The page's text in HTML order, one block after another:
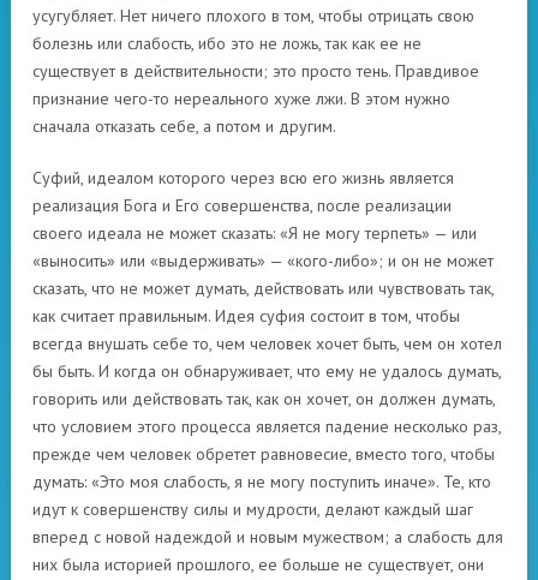
усугубляет. Нет ничего плохого в том, чтобы отрицать свою
болезнь или слабость, ибо это не ложь, так как ее не
существует в действительности; это просто тень. Правдивое
признание чего-то нереального хуже лжи. В этом нужно
сначала отказать себе, а потом и другим.
Суфий, идеалом которого через всю его жизнь является
реализация Бога и Его совершенства, после реализации
своего идеала не может сказать: «Я не могу терпеть» — или
«выносить» или «выдерживать» — «кого-либо»; и он не может
сказать, что не может думать, действовать или чувствовать так,
как считает правильным. Идея суфия состоит в том, чтобы
всегда внушать себе то, чем человек хочет быть, чем он хотел
бы быть. И когда он обнаруживает, что ему не удалось думать,
говорить или действовать так, как он хочет, он должен думать,
что условием этого процесса является падение несколько раз,
прежде чем человек обретет равновесие, вместо того, чтобы
думать: «Это моя слабость, я не могу поступить иначе». Те, кто
идут к совершенству силы и мудрости, делают каждый шаг
вперед с новой надеждой и новым мужеством; а слабость для
них была историей прошлого, ее больше не существует, они